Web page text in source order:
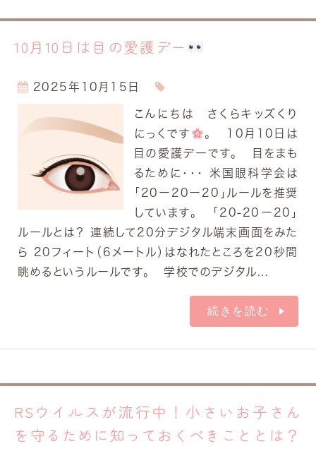
10月10日は目の愛護デー
2025年10月15日
こんにちは さくらキッズくり
にっくです
。 10月10日は
目の愛護デーです。 目をまも
るために・・・ 米国眼科学会は
「20ー20ー20」ルールを推奨
しています。 「20‐20ー20」
ルールとは？ 連続して20分デジタル端末画面をみた
ら 20フィート（6メートル）はなれたところを20秒間
眺めるというルールです。 学校でのデジタル...
続きを読む
RSウイルスが流行中！小さいお子さん
を守るために知っておくべきこととは？